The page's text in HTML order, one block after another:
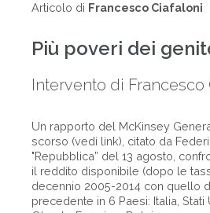
Articolo di Francesco Ciafaloni
Più poveri dei
Intervento di Francesco
Un rapporto del McKinsey
scorso (vedi link), citato da
"Repubblica” del 13 agosto,
il reddito disponibile (dopo le
decennio 2005-2014 con quello
precedente in 6 Paesi: Italia, Stati